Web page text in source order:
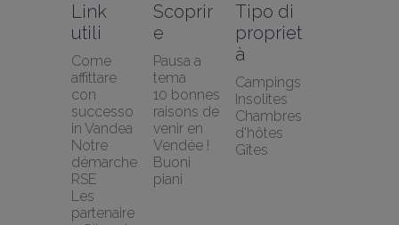
Link
utili
Come
affittare
con
successo
in Vandea
Notre
démarche
RSE
Les
partenaire
Scoprir
e
Pausa a
tema
10 bonnes
raisons de
venir en
Vendée !
Buoni
piani
Tipo di
propriet
à
Campings
Insolites
Chambres
d'hôtes
Gîtes